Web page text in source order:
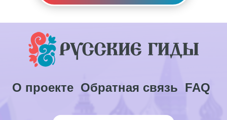
О проекте Обратная связь FAQ